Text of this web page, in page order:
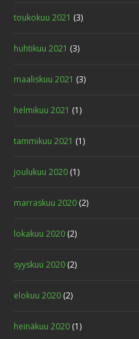
toukokuu 2021 (3)
huhtikuu 2021 (3)
maaliskuu 2021 (3)
helmikuu 2021 (1)
tammikuu 2021 (1)
joulukuu 2020 (1)
marraskuu 2020 (2)
lokakuu 2020 (2)
syyskuu 2020 (2)
elokuu 2020 (2)
heinäkuu 2020 (1)